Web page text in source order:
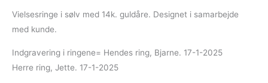
Vielsesringe i sølv med 14k. guldåre. Designet i samarbejde
med kunde.
Indgravering i ringene= Hendes ring, Bjarne. 17-1-2025
Herre ring, Jette. 17-1-2025